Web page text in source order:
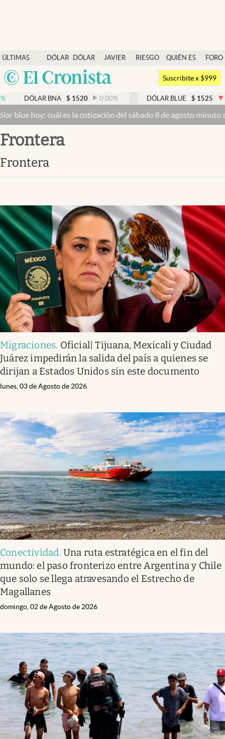
ÚLTIMAS
NOTICIAS
DÓLAR
DÓLAR
BLUE
JAVIER
RIESGO
QUIÉN ES
QUIÉN
FORO
Argentina
México
Dólar
Members
Economía y Política
Finanzas y Mercados
Mercados Online
Apertura
Infotechnology
Clase
Clima
Mundial 2026
Eventos Corporativos
El Cronista Studio
Mediakit
abre en nueva pestaña
Argentina
Suscribite x $999
BNA $ 1520 0.00 % DÓLAR BLUE $ 1525 -0.33%
es la cotización del sábado 8 de agosto minuto a minutoDólar
frontera
frontera
Migraciones. Oficial| Tijuana, Mexicali y Ciudad
Juárez impedirán la salida del país a quienes se
dirijan a Estados Unidos sin este documento
lunes, 03 de Agosto de 2026
Conectividad. Una ruta estratégica en el fin del
mundo: el paso fronterizo entre Argentina y Chile
que solo se llega atravesando el Estrecho de
Magallanes
domingo, 02 de Agosto de 2026